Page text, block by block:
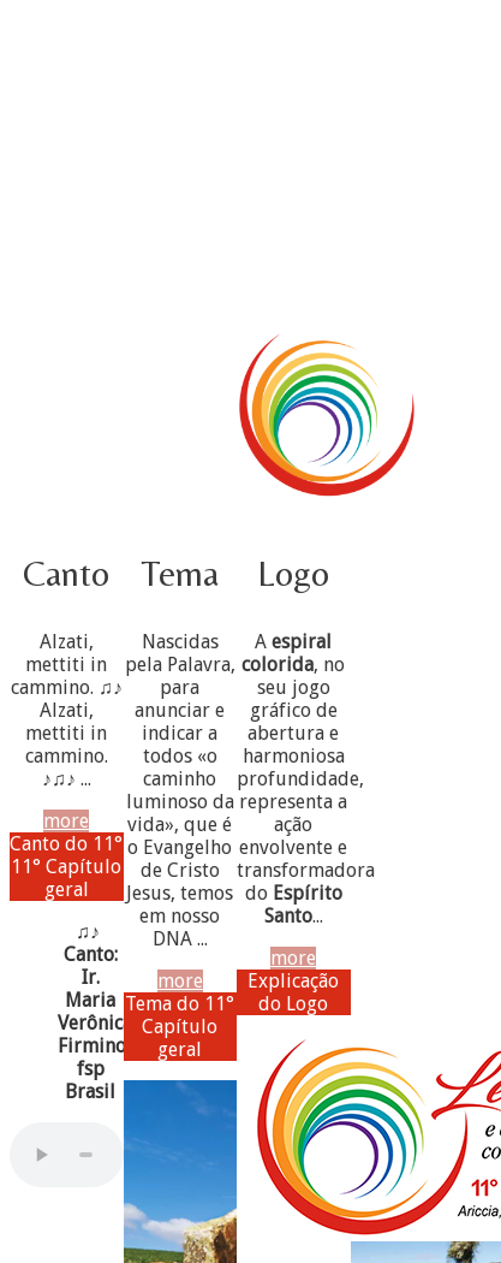
Canto
Alzati,
mettiti in
cammino. ♫♪
Alzati,
mettiti in
cammino.
♪♫♪ ...
more
Canto do 11°
11° Capítulo
geral
♫♪
Canto:
Ir.
Maria
Verônica
Firmino,
fsp
Brasil
Tema
Nascidas
pela Palavra,
para
anunciar e
indicar a
todos «o
caminho
luminoso da
vida», que é
o Evangelho
de Cristo
Jesus, temos
em nosso
DNA ...
more
Tema do 11°
Capítulo
geral
Logo
Aespiral
colorida, no
seu jogo
gráfico de
abertura e
harmoniosa
profundidade,
representa a
ação
envolvente e
transformadora
do Espírito
Santo...
more
Explicação
do Logo